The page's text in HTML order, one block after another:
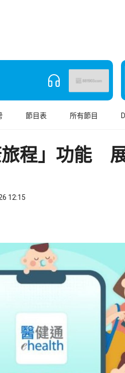
節目表 所有節目
旅程」功能
12:15